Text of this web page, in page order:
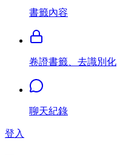
書籤內容
卷證書籤、去識別化
聊天紀錄
登入